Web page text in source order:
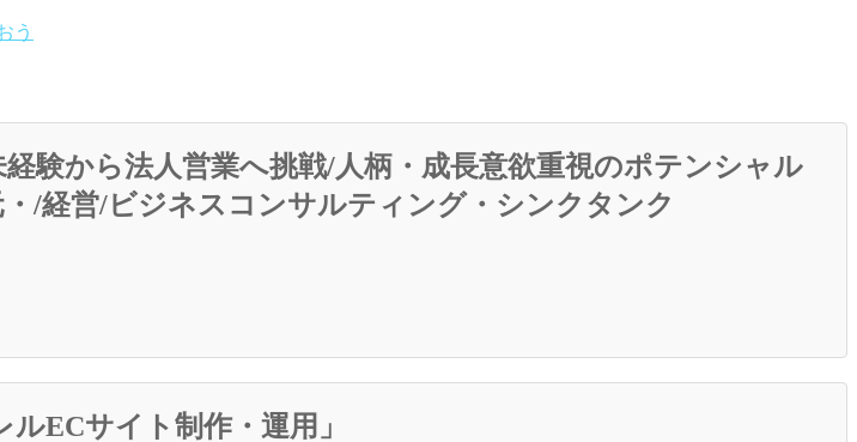
う
験から法人営業へ挑戦/人柄・成長意欲重視のポテンシャル
/経営/ビジネスコンサルティング・シンクタンク
ECサイト制作・運用」